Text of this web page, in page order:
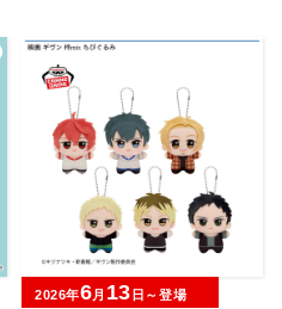
2026年6月 13 日～登場